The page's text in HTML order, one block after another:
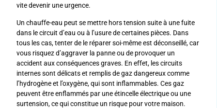
vite devenir une urgence.
Un chauffe-eau peut se mettre hors tension suite à une fuite
dans le circuit d’eau ou à l’usure de certaines pièces. Dans
tous les cas, tenter de le réparer soi-même est déconseillé, car
vous risquez d’aggraver la panne ou de provoquer un
accident aux conséquences graves. En effet, les circuits
internes sont délicats et remplis de gaz dangereux comme
l’hydrogène et l’oxygène, qui sont inflammables. Ces gaz
peuvent être enflammés par une étincelle électrique ou une
surtension, ce qui constitue un risque pour votre maison.